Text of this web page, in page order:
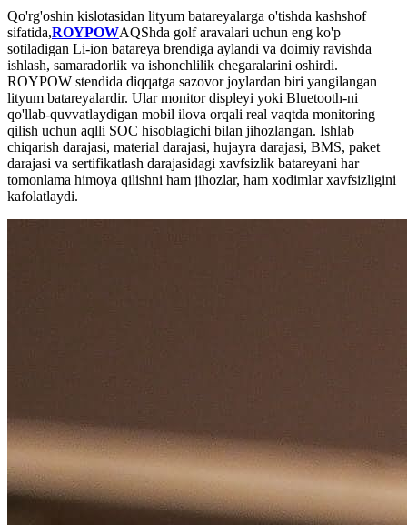
Qo'rg'oshin kislotasidan lityum batareyalarga o'tishda kashshof
sifatida,ROYPOWAQShda golf aravalari uchun eng ko'p
sotiladigan Li-ion batareya brendiga aylandi va doimiy ravishda
ishlash, samaradorlik va ishonchlilik chegaralarini oshirdi.
ROYPOW stendida diqqatga sazovor joylardan biri yangilangan
lityum batareyalardir. Ular monitor displeyi yoki Bluetooth-ni
qo'llab-quvvatlaydigan mobil ilova orqali real vaqtda monitoring
qilish uchun aqlli SOC hisoblagichi bilan jihozlangan. Ishlab
chiqarish darajasi, material darajasi, hujayra darajasi, BMS, paket
darajasi va sertifikatlash darajasidagi xavfsizlik batareyani har
tomonlama himoya qilishni ham jihozlar, ham xodimlar xavfsizligini
kafolatlaydi.